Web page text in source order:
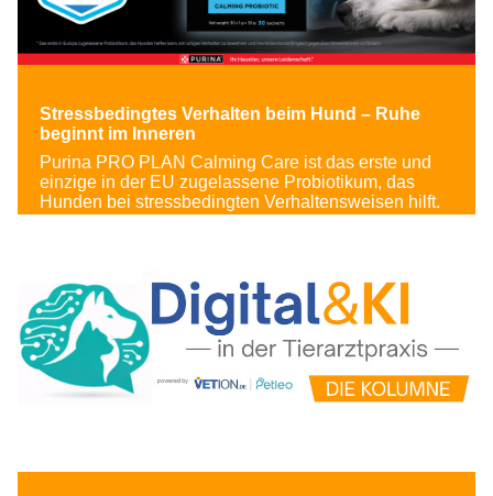
Stressbedingtes Verhalten beim Hund – Ruhe
beginnt im Inneren
Purina PRO PLAN Calming Care ist das erste und
einzige in der EU zugelassene Probiotikum, das
Hunden bei stressbedingten Verhaltensweisen hilft.